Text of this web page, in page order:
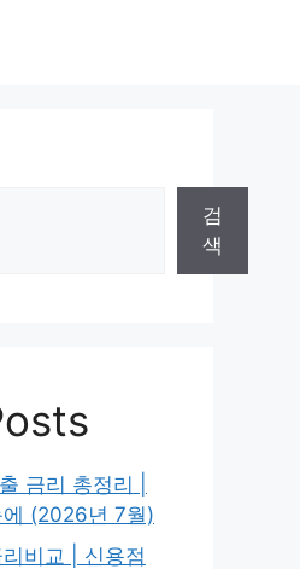
검
색
금리 총정리 |
(2026년 7월)
비교 | 신용점